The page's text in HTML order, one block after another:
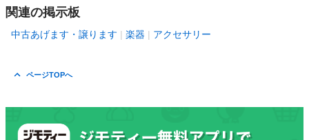
関連の掲示板
中古あげます・譲ります 楽器 アクセサリー
ページTOPへ